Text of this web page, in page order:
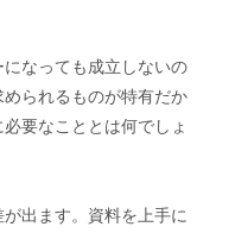
なっても成立しないの
られるものが特有だか
要なこととは何でしょ
出ます。資料を上手に